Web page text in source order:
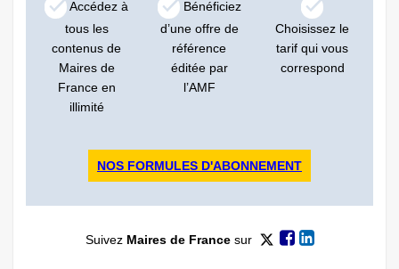
Accédez à
tous les
contenus de
Maires de
France en
illimité
Bénéficiez
d’une offre de
référence
éditée par
l’AMF
Choisissez le
tarif qui vous
correspond
NOS FORMULES D'ABONNEMENT
Suivez Maires de Francesur